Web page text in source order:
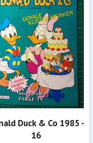
Duck & Co 1985 -
16